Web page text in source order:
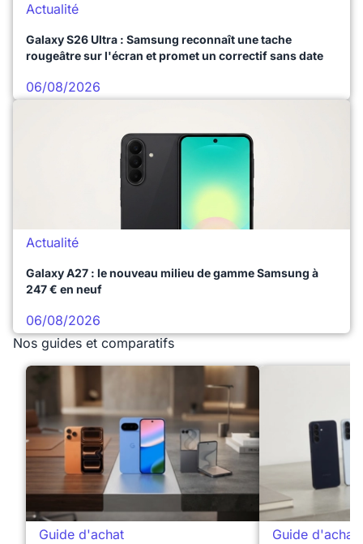
Actualité
Galaxy S26 Ultra : Samsung reconnaît une tache
rougeâtre sur l'écran et promet un correctif sans date
06/08/2026
Actualité
Galaxy A27 : le nouveau milieu de gamme Samsung à
247 € en neuf
06/08/2026
Nos guides et comparatifs
Guide d'achat Guide d'achat